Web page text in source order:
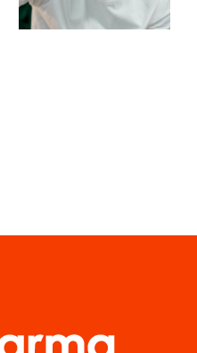
Algoritmo